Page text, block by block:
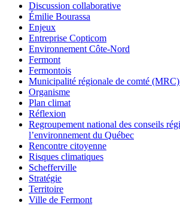
Discussion collaborative
Émilie Bourassa
Enjeux
Entreprise Copticom
Environnement Côte-Nord
Fermont
Fermontois
Municipalité régionale de comté
Organisme
Plan climat
Réflexion
Regroupement national des conseils
l’environnement du Québec
Rencontre citoyenne
Risques climatiques
Schefferville
Stratégie
Territoire
Ville de Fermont